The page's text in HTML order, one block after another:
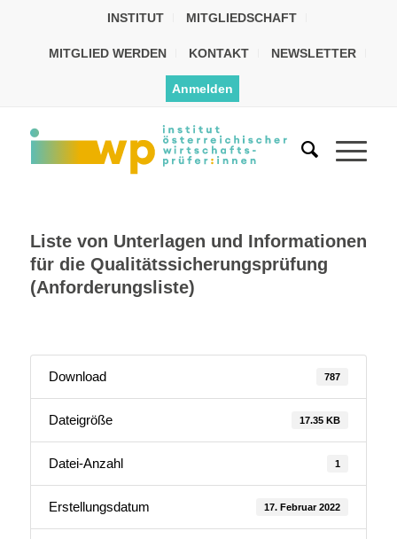
INSTITUT MITGLIEDSCHAFT
MITGLIED WERDEN KONTAKT NEWSLETTER
Anmelden
Liste von Unterlagen und Informationen
für die Qualitätssicherungsprüfung
(Anforderungsliste)
Download 787
Dateigröße 17.35 KB
Datei-Anzahl 1
Erstellungsdatum 17. Februar 2022